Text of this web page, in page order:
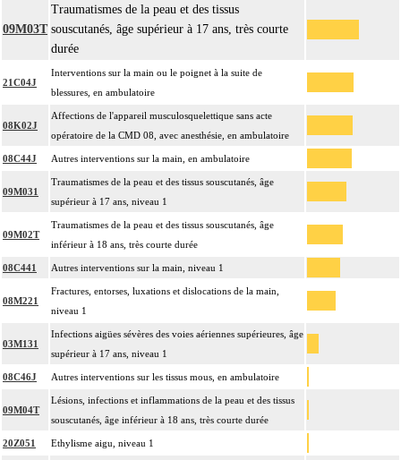
09M03T
Traumatismes de la peau et des tissus
souscutanés, âge supérieur à 17 ans, très courte
durée
21C04J
Interventions sur la main ou le poignet à la suite de
blessures, en ambulatoire
08K02J
Affections de l'appareil musculosquelettique sans acte
opératoire de la CMD 08, avec anesthésie, en ambulatoire
08C44J Autres interventions sur la main, en ambulatoire
09M031
Traumatismes de la peau et des tissus souscutanés, âge
supérieur à 17 ans, niveau 1
09M02T
Traumatismes de la peau et des tissus souscutanés, âge
inférieur à 18 ans, très courte durée
08C441 Autres interventions sur la main, niveau 1
08M221
Fractures, entorses, luxations et dislocations de la main,
niveau 1
03M131
Infections aigües sévères des voies aériennes supérieures, âge
supérieur à 17 ans, niveau 1
08C46J Autres interventions sur les tissus mous, en ambulatoire
09M04T
Lésions, infections et inflammations de la peau et des tissus
souscutanés, âge inférieur à 18 ans, très courte durée
20Z051 Ethylisme aigu, niveau 1